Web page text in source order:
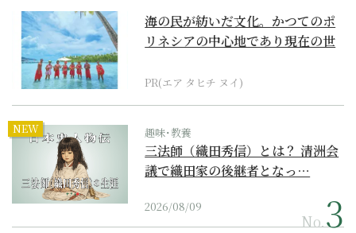
海の民が紡いだ文化。かつてのポ
リネシアの中心地であり現在の世
PR(エア タヒチ ヌイ)
NEW 趣味･教養
三法師（織田秀信）とは？ 清洲会
議で織田家の後継者となっ…
2026/08/09
No.